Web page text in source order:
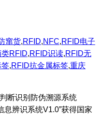
窜货,RFID,NFC,RFID电子
类RFID,RFID识读,RFID无
签,RFID抗金属标签,重庆
断识别防伪溯源系统
息辨识系统V1.0”获得国家